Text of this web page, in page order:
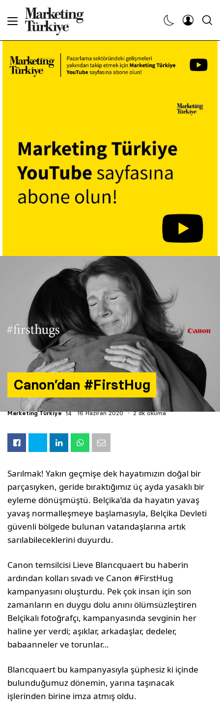
Canon’dan #FirstHug
Marketing Türkiye 16 Haziran 2020 2 dk okuma
Sarılmak! Yakın geçmişe dek hayatımızın doğal bir
parçasıyken, geride bıraktığımız üç ayda yasaklı bir
eyleme dönüşmüştü. Belçika’da da hayatın yavaş
yavaş normalleşmeye başlamasıyla, Belçika Devleti
güvenli bölgede bulunan vatandaşlarına artık
sarılabileceklerini duyurdu.
Canon temsilcisi Lieve Blancquaert bu haberin
ardından kolları sıvadı ve Canon #FirstHug
kampanyasını oluşturdu. Pek çok insan için son
zamanların en duygu dolu anını ölümsüzleştiren
Belçikalı fotoğrafçı, kampanyasında sevginin her
haline yer verdi; aşıklar, arkadaşlar, dedeler,
babaanneler ve torunlar…
Blancquaert bu kampanyasıyla şüphesiz ki içinde
bulunduğumuz dönemin, yarına taşınacak
işlerinden birine imza atmış oldu.
Haberler
Etkinlikler
Söyleşiler
Kariyer
Araştırma